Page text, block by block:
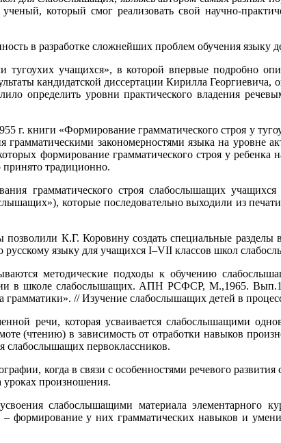
который смог реализовать свой научно-
в разработке сложнейших проблем обучения языку
учащихся», в которой впервые подробно
кандидатской диссертации Кирилла Георгиевича,
определить уровни практического владения
книги «Формирование грамматического строя у
закономерностями языка на уровне
формирование грамматического строя у ребенка
принято традиционно.
грамматического строя слабослышащих учащихся
которые последовательно выходили из
К.Г. Коровину создать специальные
русскому языку для учащихся I–VII классов школ
методические подходы к обучению
в школе слабослышащих. АПН РСФСР, М.,1965.
// Изучение слабослышащих детей в
речи, которая усваивается слабослышащими
(чтению) в зависимость от отработки навыков
слабослышащих первоклассников.
когда в связи с особенностями речевого
уроках произношения.
слабослышащими материала элементарного
формирование у них грамматических навыков и